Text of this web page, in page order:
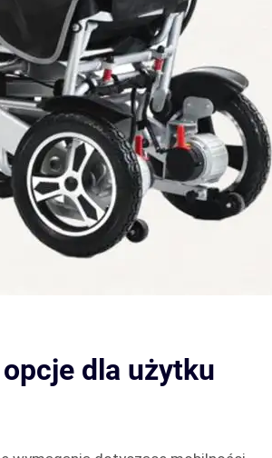
dla użytku